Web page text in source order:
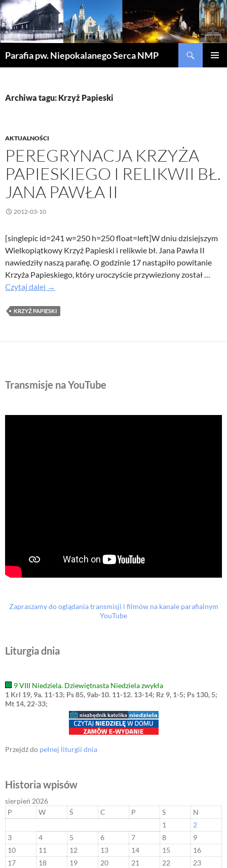
Parafia pw. Niepokalanego Serca NMP
Archiwa tagu: Krzyż Papieski
AKTUALNOŚCI
PEREGRYNACJA KRZYŻA
PAPIESKIEGO I RELIKWII BŁ.
JANA PAWŁA II
2012-03-10
[singlepic id=241 w=250 h=250 float=left]W dniu dzisiejszym
Wielkopiątkowy Krzyż Papieski i relikwie bł. Jana Pawła II
nawiedziły naszą parafię. O godzinie 17 nastąpiło powitanie
Krzyża Papieskiego, który uroczyście przywieziony został …
Czytaj dalej Peregrynacja
Papieskiego
II
→
KRZYŻ PAPIESKI
Transmisje na YouTube
Zapraszamy do oglądania transmisji i filmów na kanale parafialnym
YouTube
Liturgia dnia
9 VIII Niedziela. Dziewiętnasta Niedziela zwykła
1 Krl 19, 9a. 11-13; Ps 85, 9ab-10. 11-12. 13-14; Rz 9, 1-5; Ps 130, 5;
Mt 14, 22-33;
Przejdź do pełnej liturgii dnia
Historia wpisów
sierpień 2026
P
W Ś C P S
N
1
2
3
4 5 6 7 8
9
10
11 12 13 14 15
16
17
18 19 20 21 22
23